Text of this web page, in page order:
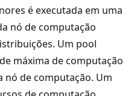
é executada em uma
nó de computação
Um pool
máxima de computação
nó de computação. Um